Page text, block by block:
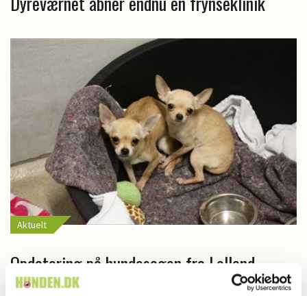
Aktuelt
Opdatering på hundesagen fra Lolland